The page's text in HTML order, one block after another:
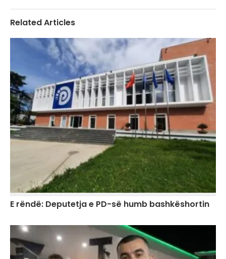
Related Articles
E rëndë: Deputetja e PD-së humb bashkëshortin